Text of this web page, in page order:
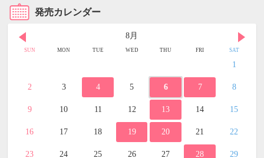
発売カレンダー
8月
SUN MON TUE WED THU FRI SAT
1
2 3 4 5 6 7 8
9 10 11 12 13 14 15
16 17 18 19 20 21 22
23 24 25 26 27 28 29